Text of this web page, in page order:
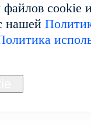
cookie
нашей